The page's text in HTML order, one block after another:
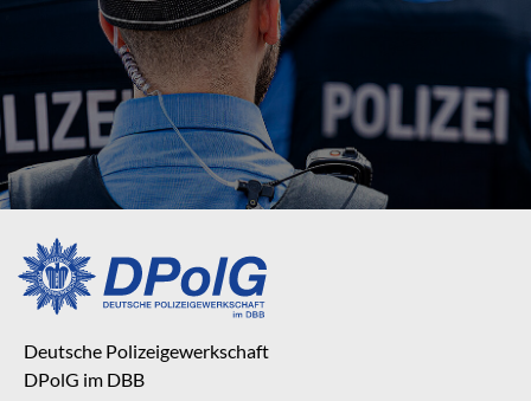
Deutsche Polizeigewerkschaft
DPolG im DBB